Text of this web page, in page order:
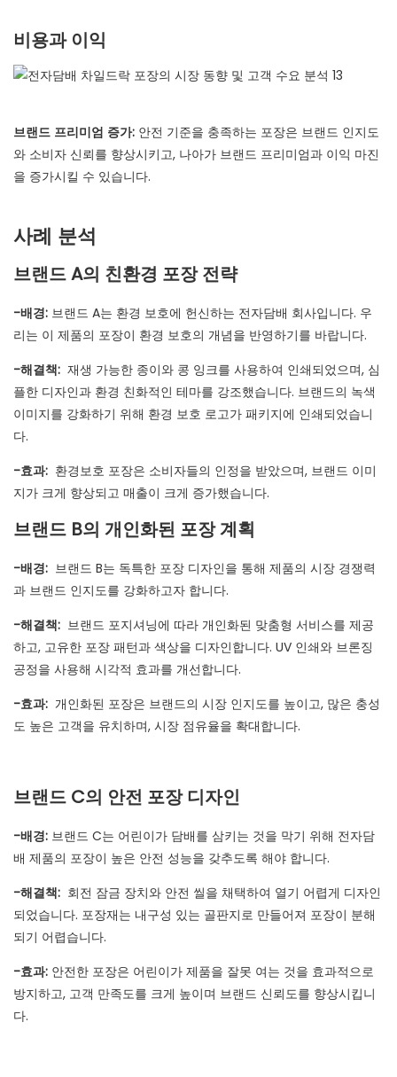
비용과 이익
브랜드 프리미엄 증가: 안전 기준을 충족하는 포장은 브랜드 인지도
와 소비자 신뢰를 향상시키고, 나아가 브랜드 프리미엄과 이익 마진
을 증가시킬 수 있습니다.
사례 분석
브랜드 A의 친환경 포장 전략
-배경: 브랜드 A는 환경 보호에 헌신하는 전자담배 회사입니다. 우
리는 이 제품의 포장이 환경 보호의 개념을 반영하기를 바랍니다.
-해결책: 재생 가능한 종이와 콩 잉크를 사용하여 인쇄되었으며, 심
플한 디자인과 환경 친화적인 테마를 강조했습니다. 브랜드의 녹색
이미지를 강화하기 위해 환경 보호 로고가 패키지에 인쇄되었습니
다.
-효과: 환경보호 포장은 소비자들의 인정을 받았으며, 브랜드 이미
지가 크게 향상되고 매출이 크게 증가했습니다.
브랜드 B의 개인화된 포장 계획
-배경: 브랜드 B는 독특한 포장 디자인을 통해 제품의 시장 경쟁력
과 브랜드 인지도를 강화하고자 합니다.
-해결책: 브랜드 포지셔닝에 따라 개인화된 맞춤형 서비스를 제공
하고, 고유한 포장 패턴과 색상을 디자인합니다. UV 인쇄와 브론징
공정을 사용해 시각적 효과를 개선합니다.
-효과: 개인화된 포장은 브랜드의 시장 인지도를 높이고, 많은 충성
도 높은 고객을 유치하며, 시장 점유율을 확대합니다.
브랜드 C의 안전 포장 디자인
-배경: 브랜드 C는 어린이가 담배를 삼키는 것을 막기 위해 전자담
배 제품의 포장이 높은 안전 성능을 갖추도록 해야 합니다.
-해결책: 회전 잠금 장치와 안전 씰을 채택하여 열기 어렵게 디자인
되었습니다. 포장재는 내구성 있는 골판지로 만들어져 포장이 분해
되기 어렵습니다.
-효과: 안전한 포장은 어린이가 제품을 잘못 여는 것을 효과적으로
방지하고, 고객 만족도를 크게 높이며 브랜드 신뢰도를 향상시킵니
다.